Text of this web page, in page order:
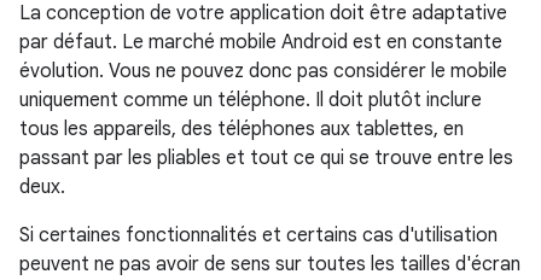
La conception de votre application doit être adaptative
par défaut. Le marché mobile Android est en constante
évolution. Vous ne pouvez donc pas considérer le mobile
uniquement comme un téléphone. Il doit plutôt inclure
tous les appareils, des téléphones aux tablettes, en
passant par les pliables et tout ce qui se trouve entre les
deux.
Si certaines fonctionnalités et certains cas d'utilisation
peuvent ne pas avoir de sens sur toutes les tailles d'écran